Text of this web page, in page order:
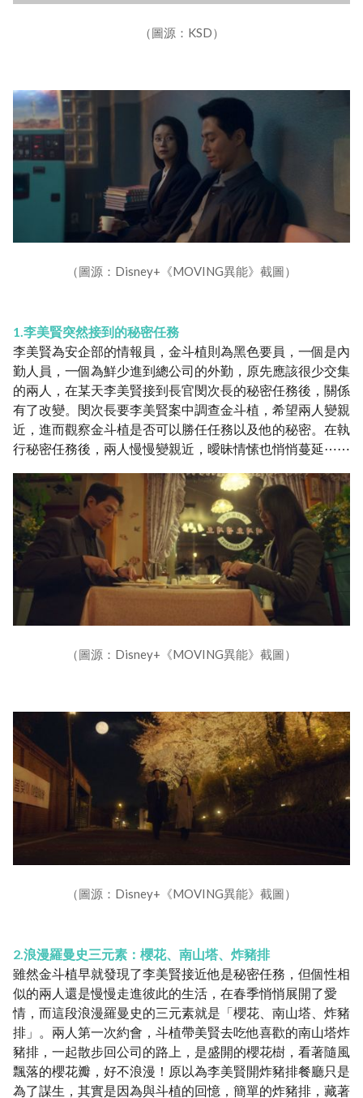
（圖源：KSD）
（圖源：Disney+《MOVING異能》截圖）
1.李美賢突然接到的秘密任務
李美賢為安企部的情報員，金斗植則為黑色要員，一個是內
勤人員，一個為鮮少進到總公司的外勤，原先應該很少交集
的兩人，在某天李美賢接到長官閔次長的秘密任務後，關係
有了改變。閔次長要李美賢案中調查金斗植，希望兩人變親
近，進而觀察金斗植是否可以勝任任務以及他的秘密。在執
行秘密任務後，兩人慢慢變親近，曖昧情愫也悄悄蔓延⋯⋯
（圖源：Disney+《MOVING異能》截圖）
（圖源：Disney+《MOVING異能》截圖）
2.浪漫羅曼史三元素：櫻花、南山塔、炸豬排
雖然金斗植早就發現了李美賢接近他是秘密任務，但個性相
似的兩人還是慢慢走進彼此的生活，在春季悄悄展開了愛
情，而這段浪漫羅曼史的三元素就是「櫻花、南山塔、炸豬
排」。兩人第一次約會，斗植帶美賢去吃他喜歡的南山塔炸
豬排，一起散步回公司的路上，是盛開的櫻花樹，看著隨風
飄落的櫻花瓣，好不浪漫！原以為李美賢開炸豬排餐廳只是
為了謀生，其實是因為與斗植的回憶，簡單的炸豬排，藏著